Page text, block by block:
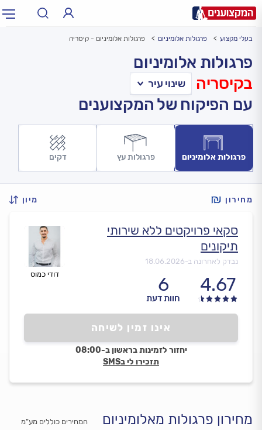
עיר: תל אביב, חיפה…
בעלי מקצוע פרגולות אלומיניום פרגולות אלומיניום - קיסריה
פרגולות אלומיניום
בקיסריה
עם הפיקוח של המקצוענים
פרגולות אלומיניום פרגולות עץ דקים
מחירון מיון
דודי כמוס
סקאי פרויקטים ללא שירותי
תיקונים
נבדק לאחרונה ב-18.06.2026
4.67
6
חוות דעת
אינו זמין לשיחה
יחזור לזמינות בראשון ב-08:00
תזכירו לי בSMS
מחירון פרגולות מאלומיניום המחירים כוללים מע”מ